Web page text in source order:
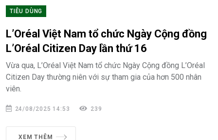
TIÊU DÙNG
L’Oréal Việt Nam tổ chức Ngày Cộng đồng
L’Oréal Citizen Day lần thứ 16
Vừa qua, L’Oréal Việt Nam tổ chức Ngày Cộng đồng L’Oréal
Citizen Day thường niên với sự tham gia của hơn 500 nhân
viên.
24/08/2025 14:53 239
XEM THÊM